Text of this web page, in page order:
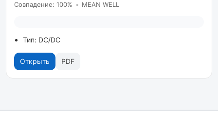
Совпадение: 100% • MEAN WELL
Тип: DC/DC
Открыть PDF